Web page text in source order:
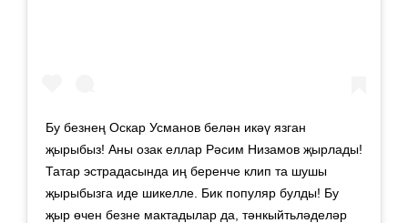
Бу безнең Оскар Усманов белән икәү язган
җырыбыз! Аны озак еллар Рәсим Низамов җырлады!
Татар эстрадасында иң беренче клип та шушы
җырыбызга иде шикелле. Бик популяр булды! Бу
җыр өчен безне мактадылар да, тәнкыйтьләделәр